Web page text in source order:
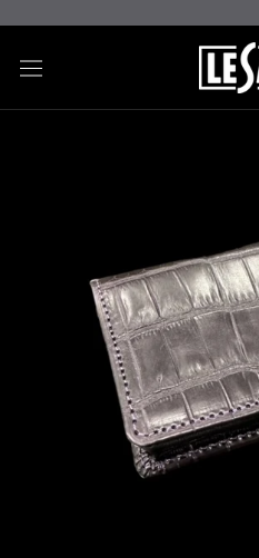
ッ
し